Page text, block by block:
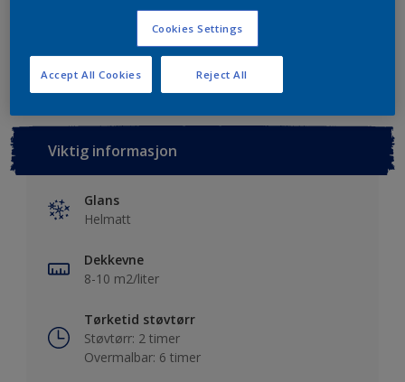
Lagre i dine prosjekter Finn en forhandler
Viktig informasjon
Glans
Helmatt
Dekkevne
8-10 m2/liter
Tørketid støvtørr
Støvtørr: 2 timer
Overmalbar: 6 timer
Cookies Settings
Reject All
Accept All Cookies